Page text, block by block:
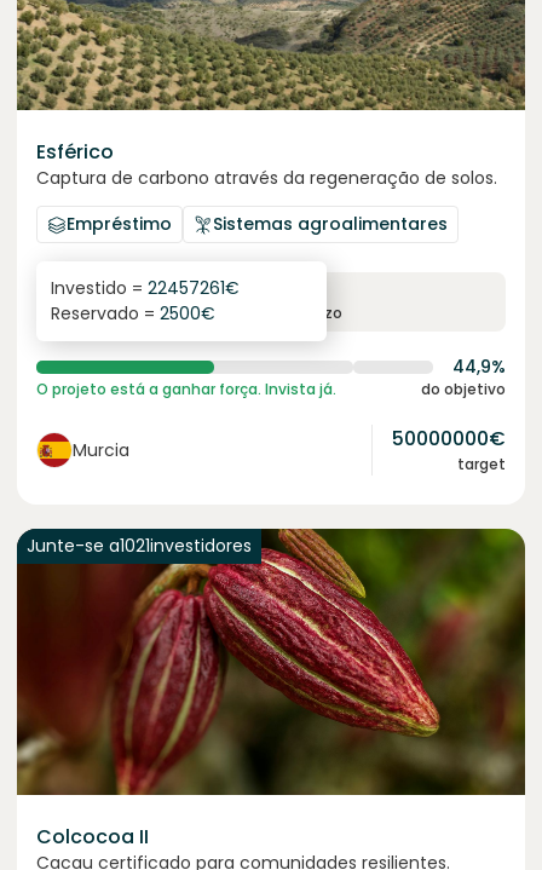
Esférico
Captura de carbono através da regeneração de solos.
Empréstimo
Sistemas agroalimentares
6.3%
juro anual prazo
Investido = 22457261€
Reservado = 2500€
44,9%
O projeto está a ganhar força. Invista já. do objetivo
Murcia 50000000€
target
Junte-se a1021investidores
Colcocoa II
Cacau certificado para comunidades resilientes.